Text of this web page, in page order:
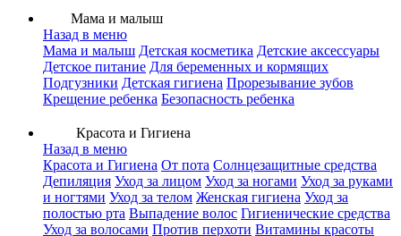
Мама и малыш
Назад в меню
Мама и малыш Детская косметика Детские аксессуары
Детское питание Для беременных и кормящих
Подгузники Детская гигиена Прорезывание зубов
Крещение ребенка Безопасность ребенка
Красота и Гигиена
Назад в меню
Красота и Гигиена От пота Солнцезащитные средства
Депиляция Уход за лицом Уход за ногами Уход за руками
и ногтями Уход за телом Женская гигиена Уход за
полостью рта Выпадение волос Гигиенические средства
Уход за волосами Против перхоти Витамины красоты